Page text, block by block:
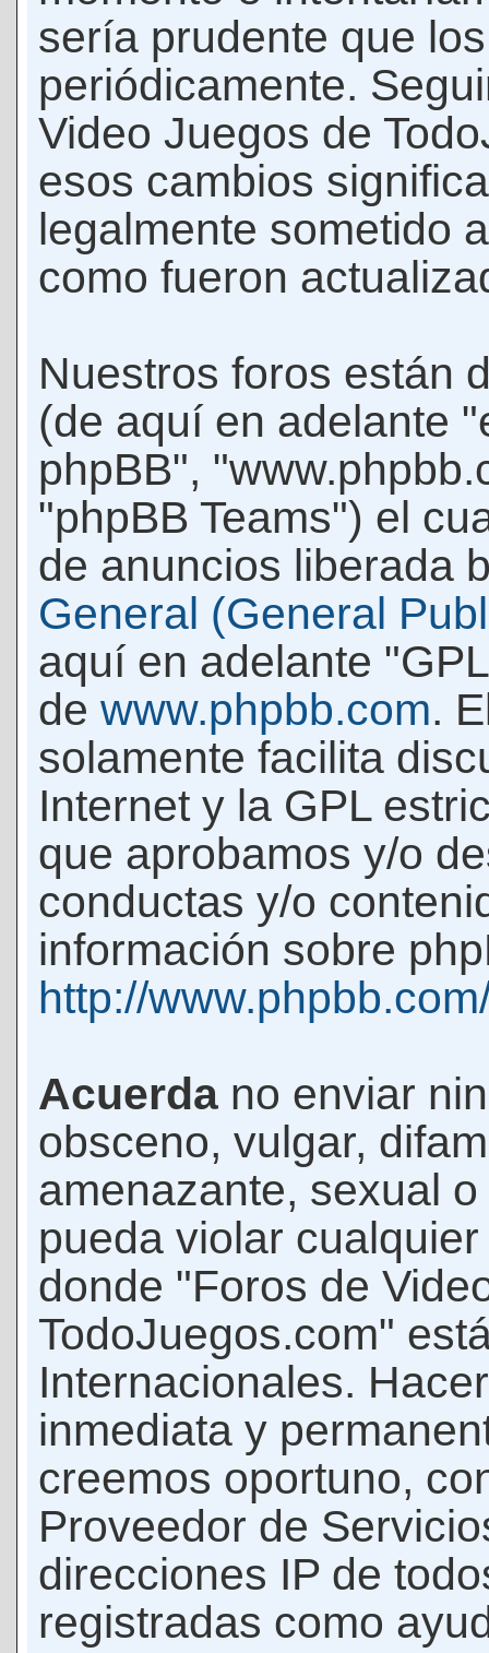
sería prudente que
periódicamente.
Video Juegos de
esos cambios
legalmente sometido
como fueron
Nuestros foros están
(de aquí en adelante
phpBB",
"phpBB Teams") el
de anuncios liberada
General (General
aquí en adelante
de www.phpbb.com.
solamente facilita
Internet y la GPL
que aprobamos y/o
conductas y/o
información sobre
http://
Acuerda no enviar
obsceno, vulgar,
amenazante, sexual
pueda violar
donde "Foros de
TodoJuegos.com"
Internacionales.
inmediata y
creemos oportuno,
Proveedor de
direcciones IP de
registradas como